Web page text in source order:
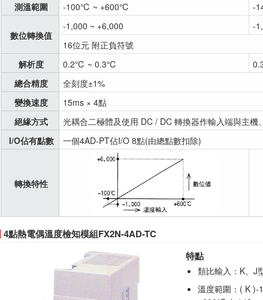
測溫範圍
-100℃ ~ +600℃ -
數位轉換值
-1,000 ~ +6,000
-
16位元 附正負符號
解析度
0.2℃ ~ 0.3℃
總合精度
全刻度±1%
變換速度
15ms × 4點
絕緣方式
光耦合二極體及使用 DC / DC 轉換器作輸入端與主機
I/O佔有點數
一個4AD-PT佔I/O 8點(由總點數扣除)
轉換特性
4點熱電偶溫度檢知模組FX2N-4AD-TC
特點
類比輸入：K、J
溫度範圍：( K